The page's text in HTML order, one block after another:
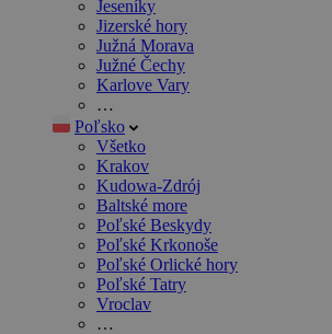
Jeseníky
Jizerské hory
Južná Morava
Južné Čechy
Karlove Vary
…
Poľsko
Všetko
Krakov
Kudowa-Zdrój
Baltské more
Poľské Beskydy
Poľské Krkonoše
Poľské Orlické hory
Poľské Tatry
Vroclav
…